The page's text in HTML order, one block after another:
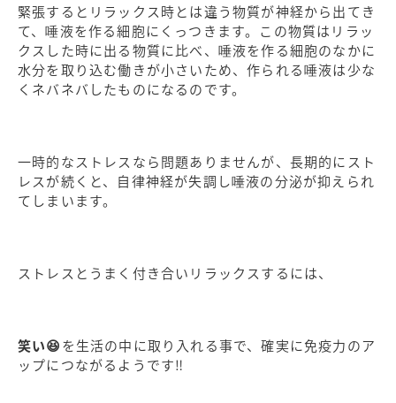
緊張するとリラックス時とは違う物質が神経から出てき
て、唾液を作る細胞にくっつきます。この物質はリラッ
クスした時に出る物質に比べ、唾液を作る細胞のなかに
水分を取り込む働きが小さいため、作られる唾液は少な
くネバネバしたものになるのです。
一時的なストレスなら問題ありませんが、長期的にスト
レスが続くと、自律神経が失調し唾液の分泌が抑えられ
てしまいます。
ストレスとうまく付き合いリラックスするには、
笑い😆を生活の中に取り入れる事で、確実に免疫力のア
ップにつながるようです‼️